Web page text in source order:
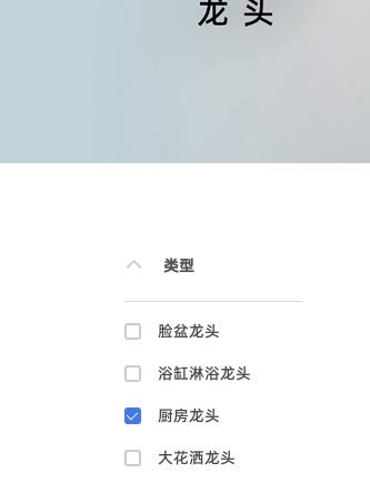
类型
脸盆龙头
浴缸淋浴龙头
厨房龙头
大花洒龙头